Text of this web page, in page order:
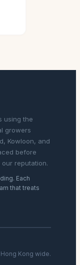
using the
growers
Kowloon, and
before
reputation.
Each
that treats
Kong wide.